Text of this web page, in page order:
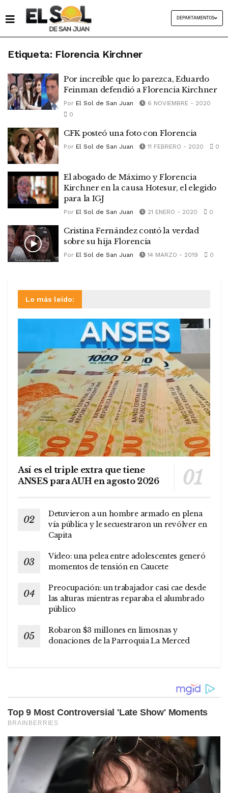
DEPARTAMENTOS
Etiqueta: Florencia Kirchner
Por increíble que lo parezca, Eduardo
Feinman defendió a Florencia Kirchner
Por El Sol de San Juan
6 NOVIEMBRE - 2020
0
CFK posteó una foto con Florencia
Por El Sol de San Juan 11 FEBRERO - 2020 0
El abogado de Máximo y Florencia
Kirchner en la causa Hotesur, el elegido
para la IGJ
Por El Sol de San Juan 21 ENERO - 2020 0
Cristina Fernández contó la verdad
sobre su hija Florencia
Por El Sol de San Juan 14 MARZO - 2019 0
Lo más leído:
Así es el triple extra que tiene
ANSES para AUH en agosto 2026
Detuvieron a un hombre armado en plena
vía pública y le secuestraron un revólver en
Capita
Video: una pelea entre adolescentes generó
momentos de tensión en Caucete
Preocupación: un trabajador casi cae desde
las alturas mientras reparaba el alumbrado
público
Robaron $3 millones en limosnas y
donaciones de la Parroquia La Merced